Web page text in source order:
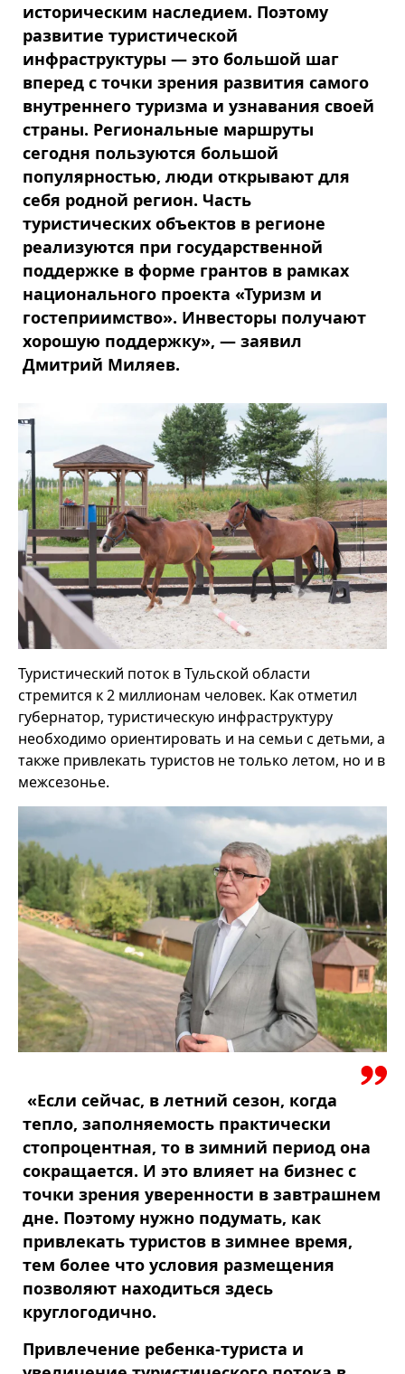
историческим наследием. Поэтому
развитие туристической
инфраструктуры — это большой шаг
вперед с точки зрения развития самого
внутреннего туризма и узнавания своей
страны. Региональные маршруты
сегодня пользуются большой
популярностью, люди открывают для
себя родной регион. Часть
туристических объектов в регионе
реализуются при государственной
поддержке в форме грантов в рамках
национального проекта «Туризм и
гостеприимство». Инвесторы получают
хорошую поддержку», — заявил
Дмитрий Миляев.
Туристический поток в Тульской области
стремится к 2 миллионам человек. Как отметил
губернатор, туристическую инфраструктуру
необходимо ориентировать и на семьи с детьми, а
также привлекать туристов не только летом, но и в
межсезонье.
«Если сейчас, в летний сезон, когда
тепло, заполняемость практически
стопроцентная, то в зимний период она
сокращается. И это влияет на бизнес с
точки зрения уверенности в завтрашнем
дне. Поэтому нужно подумать, как
привлекать туристов в зимнее время,
тем более что условия размещения
позволяют находиться здесь
круглогодично.
Привлечение ребенка-туриста и